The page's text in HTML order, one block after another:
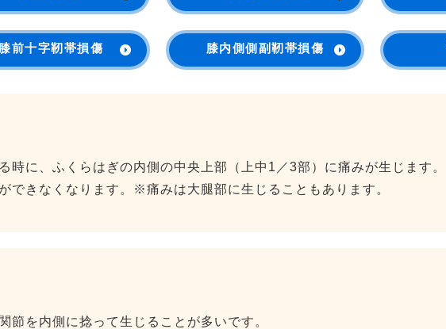
膝前十字靭帯損傷 膝内側側副靭帯損傷
時に、ふくらはぎの内側の中央上部（上中1／3部）に痛みが生じます。
できなくなります。※痛みは大腿部に生じることもあります。
節を内側に捻って生じることが多いです。